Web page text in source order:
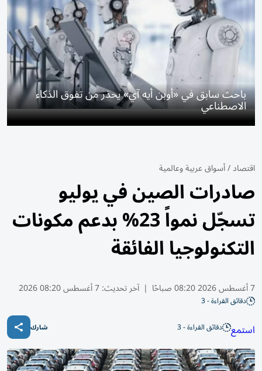
باحث سابق في «أوبن أيه آي» يحذر من تفوق الذكاء
الاصطناعي
اقتصاد/أسواق عربية وعالمية
صادرات الصين في يوليو
تسجّل نمواً 23% بدعم مكونات
التكنولوجيا الفائقة
7 أغسطس 2026 08:20 صباحًا | آخر تحديث:7 أغسطس 08:20 2026
دقائق القراءة - 3
استمع دقائق القراءة - 3 شارك